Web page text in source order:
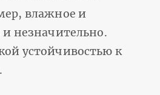
влажное и
и незначительно.
устойчивостью к